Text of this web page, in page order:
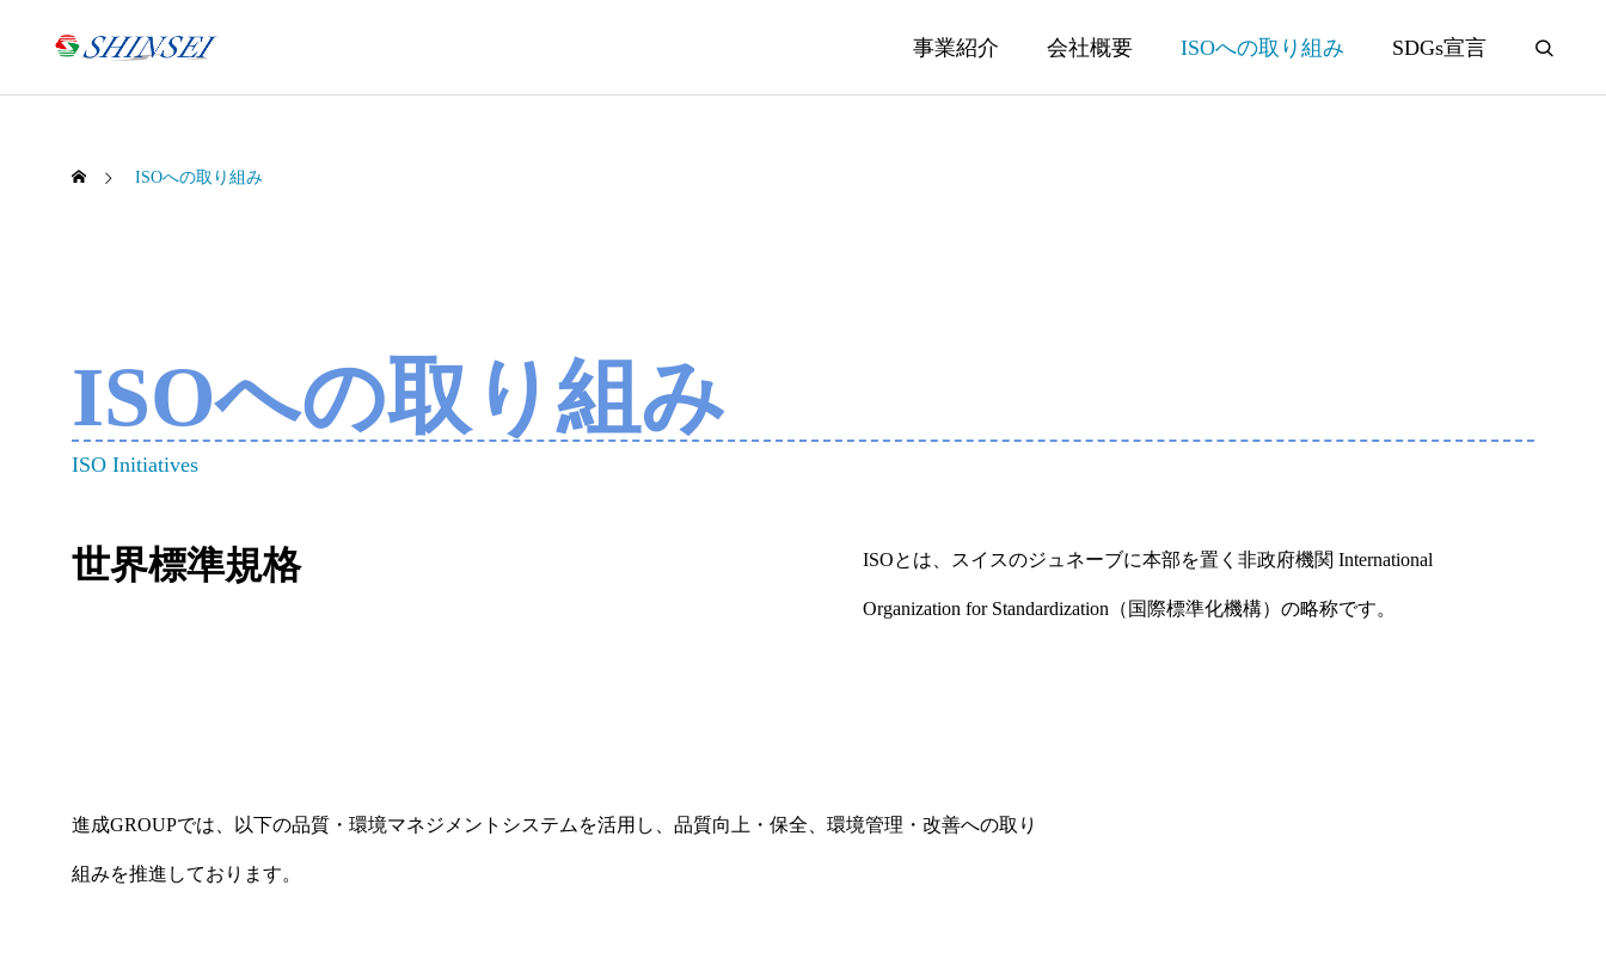
事業紹介 会社概要 ISOへの取り組み SDGs宣言
ISOへの取り組み
ISOへの取り組み
ISO Initiatives
世界標準規格 ISOとは、スイスのジュネーブに本部を置く非政府機関 International
Organization for Standardization（国際標準化機構）の略称です。
進成GROUPでは、以下の品質・環境マネジメントシステムを活用し、品質向上・保全、環境管理・改善への取り
組みを推進しております。